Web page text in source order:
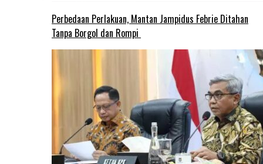
Perbedaan Perlakuan, Mantan Jampidus Febrie Ditahan
Tanpa Borgol dan Rompi